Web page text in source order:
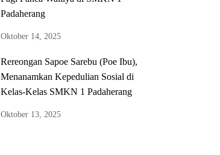
Padaherang
Oktober 14, 2025
Rereongan Sapoe Sarebu (Poe Ibu),
Menanamkan Kepedulian Sosial di
Kelas-Kelas SMKN 1 Padaherang
Oktober 13, 2025